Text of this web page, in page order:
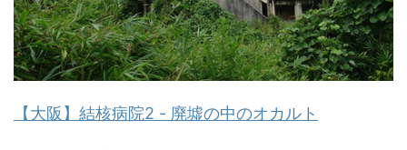
【大阪】結核病院2 - 廃墟の中のオカルト